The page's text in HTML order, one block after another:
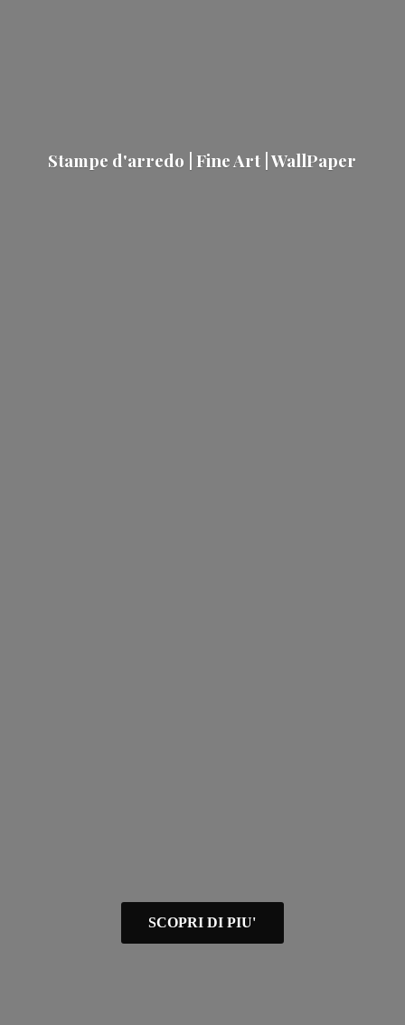
Stampe d'arredo | Fine Art | WallPaper
SCOPRI DI PIU'